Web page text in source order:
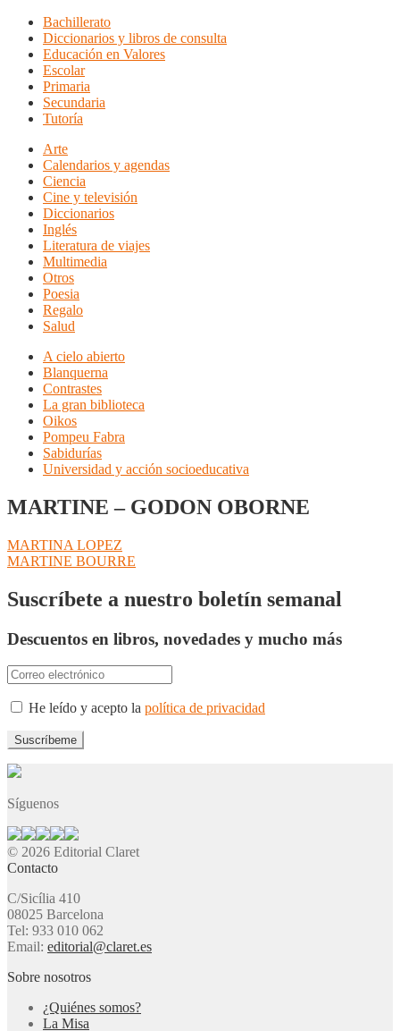
Bachillerato
Diccionarios y libros de consulta
Educación en Valores
Escolar
Primaria
Secundaria
Tutoría
Arte
Calendarios y agendas
Ciencia
Cine y televisión
Diccionarios
Inglés
Literatura de viajes
Multimedia
Otros
Poesia
Regalo
Salud
A cielo abierto
Blanquerna
Contrastes
La gran biblioteca
Oikos
Pompeu Fabra
Sabidurías
Universidad y acción socioeducativa
MARTINE – GODON OBORNE
Navegación
de
entradas
Anterior:
MARTINA LOPEZ
Siguiente:
MARTINE BOURRE
Suscríbete a nuestro boletín semanal
Descuentos en libros, novedades y mucho más
He leído y acepto la política de privacidad
Síguenos
© 2026 Editorial Claret
Contacto
C/Sicília 410
08025 Barcelona
Tel: 933 010 062
Email: editorial@claret.es
Sobre nosotros
¿Quiénes somos?
La Misa